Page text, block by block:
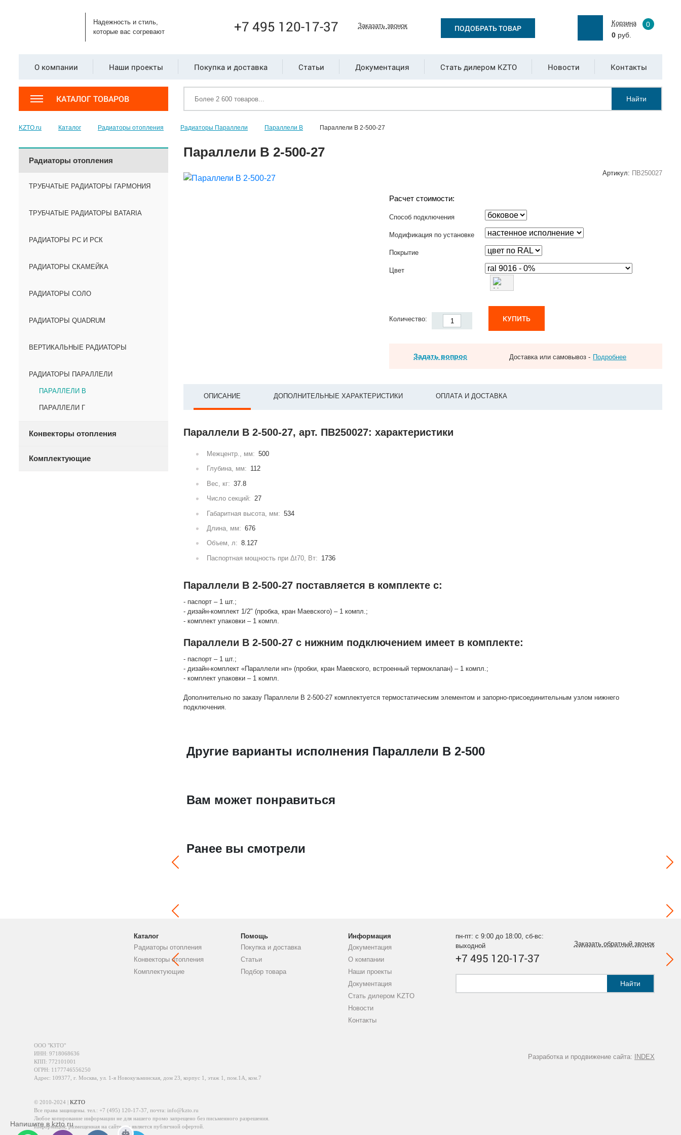
Надежность и стиль,
которые вас согревают
+7 495 120-17-37 Заказать звонок ПОДОБРАТЬ ТОВАР
Корзина
0
0руб.
О компании Наши проекты Покупка и доставка Статьи Документация Стать дилером KZTO Новости Контакты
КАТАЛОГ ТОВАРОВ Найти
KZTO.ru Каталог Радиаторы отопления Радиаторы Параллели Параллели В Параллели В 2-500-27
Радиаторы отопления
ТРУБЧАТЫЕ РАДИАТОРЫ ГАРМОНИЯ
ТРУБЧАТЫЕ РАДИАТОРЫ BATARIA
РАДИАТОРЫ РС И РСК
РАДИАТОРЫ СКАМЕЙКА
РАДИАТОРЫ СОЛО
РАДИАТОРЫ QUADRUM
ВЕРТИКАЛЬНЫЕ РАДИАТОРЫ
РАДИАТОРЫ ПАРАЛЛЕЛИ
ПАРАЛЛЕЛИ В
ПАРАЛЛЕЛИ Г
Конвекторы отопления
Комплектующие
Параллели В 2-500-27
Артикул: ПВ250027
Расчет стоимости:
Способ подключения
Модификация по установке
Покрытие
Цвет
Количество: КУПИТЬ
Задать вопрос Доставка или самовывоз - Подробнее
ОПИСАНИЕ ДОПОЛНИТЕЛЬНЫЕ ХАРАКТЕРИСТИКИ ОПЛАТА И ДОСТАВКА
Параллели В 2-500-27, арт. ПВ250027: характеристики
Межцентр., мм: 500
Глубина, мм: 112
Вес, кг: 37.8
Число секций: 27
Габаритная высота, мм: 534
Длина, мм: 676
Объем, л: 8.127
Паспортная мощность при Δt70, Вт: 1736
Параллели В 2-500-27 поставляется в комплекте с:
- паспорт – 1 шт.;
- дизайн-комплект 1/2" (пробка, кран Маевского) – 1 компл.;
- комплект упаковки – 1 компл.
Параллели В 2-500-27 с нижним подключением имеет в комплекте:
- паспорт – 1 шт.;
- дизайн-комплект «Параллели нп» (пробки, кран Маевского, встроенный термоклапан) – 1 компл.;
- комплект упаковки – 1 компл.
Дополнительно по заказу Параллели В 2-500-27 комплектуется термостатическим элементом и запорно-присоединительным узлом нижнего
подключения.
Другие варианты исполнения Параллели В 2-500
Вам может понравиться
Ранее вы смотрели
Каталог
Радиаторы отопления
Конвекторы отопления
Комплектующие
Помощь
Покупка и доставка
Статьи
Подбор товара
Информация
Документация
О компании
Наши проекты
Документация
Стать дилером KZTO
Новости
Контакты
пн-пт: с 9:00 до 18:00, сб-вс:
выходной
+7 495 120-17-37
Заказать обратный звонок
Найти
Разработка и продвижение сайта: INDEX
ООО "КЗТО"
ИНН: 9718068636
КПП: 772101001
ОГРН: 1177746556250
Адрес: 109377, г. Москва, ул. 1-я Новокузьминская, дом 23, корпус 1, этаж 1, пом.1А, ком.7
© 2010-2024 | KZTO
Все права защищены. тел.: +7 (495) 120-17-37 , почта: info@kzto.ru
Любое копирование информации не для нашего промо запрещено без письменного разрешения.
Информация, размещенная на сайте, не является публичной офертой.
Напишите в kzto.ru